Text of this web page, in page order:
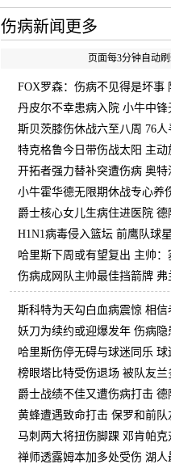
伤病新闻更多
页面每3分钟自动
FOX罗森：伤病不见得是坏事
丹皮尔不幸患病入院 小牛中
斯贝茨膝伤休战六至八周 76
特克格鲁今日带伤战太阳 主
开拓者强力替补突遭伤病 奥
小牛霍华德无限期休战专心养
爵士核心女儿生病住进医院
H1N1病毒侵入篮坛 前鹰队球
哈里斯下周或有望复出 主帅
伤病成网队主帅最佳挡箭牌
斯科特为天勾白血病震惊 相
妖刀为续约或迎爆发年 伤病
哈里斯伤停无碍与球迷同乐
榜眼塔比特受伤退场 被队友
爵士战绩不佳又遭伤病打击
黄蜂遭遇致命打击 保罗和前
马刺两大将扭伤脚踝 邓肯帕
禅师透露姆本加多处受伤 湖